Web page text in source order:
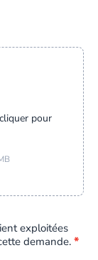
pour
exploitées
demande. *